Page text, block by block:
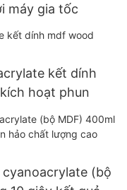
máy gia tốc
kết dính
hoạt phun
(bộ